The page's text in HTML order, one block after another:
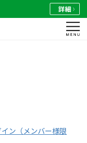
詳細
ン（メンバー様限